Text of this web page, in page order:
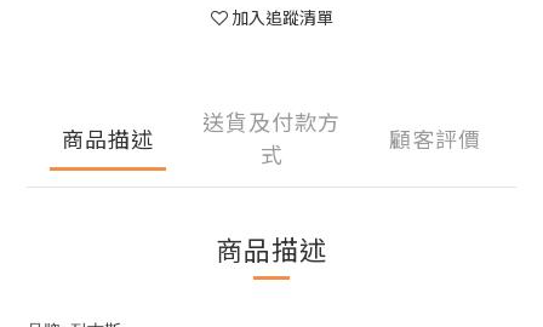
加入追蹤清單
商品描述
送貨及付款方
式
顧客評價
商品描述